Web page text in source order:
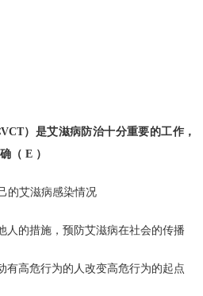
）是艾滋病防治十分重要的工作，
（ E ）
的艾滋病感染情况
人的措施，预防艾滋病在社会的传播
有高危行为的人改变高危行为的起点